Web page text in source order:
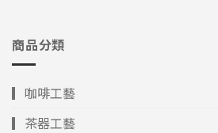
商品分類
▎咖啡工藝
▎茶器工藝